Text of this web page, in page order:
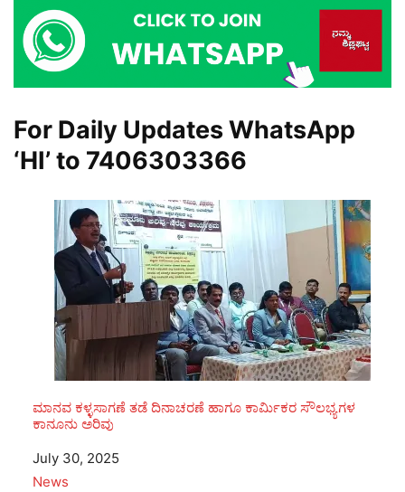
For Daily Updates WhatsApp
‘HI’ to 7406303366
ಮಾನವ ಕಳ್ಳಸಾಗಣೆ ತಡೆ ದಿನಾಚರಣೆ ಹಾಗೂ ಕಾರ್ಮಿಕರ ಸೌಲಭ್ಯಗಳ
ಕಾನೂನು ಅರಿವು
Date
July 30, 2025
In relation to
News